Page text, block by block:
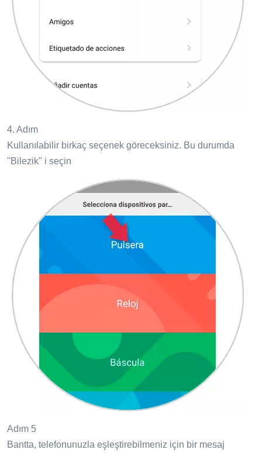
4. Adım
Kullanılabilir birkaç seçenek göreceksiniz. Bu durumda
"Bilezik" i seçin
Adım 5
Bantta, telefonunuzla eşleştirebilmeniz için bir mesaj